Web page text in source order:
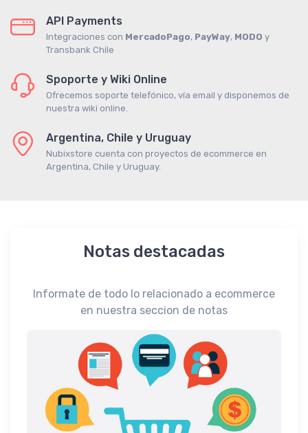
API Payments
Integraciones con MercadoPago, PayWay, MODO y
Transbank Chile
Spoporte y Wiki Online
Ofrecemos soporte telefónico, vía email y disponemos de
nuestra wiki online.
Argentina, Chile y Uruguay
Nubixstore cuenta con proyectos de ecommerce en
Argentina, Chile y Uruguay.
Notas destacadas
Informate de todo lo relacionado a ecommerce
en nuestra seccion de notas